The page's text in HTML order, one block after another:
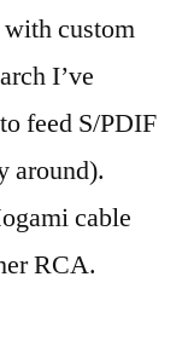
custom
I’ve
feed S/PDIF
around).
cable
RCA.